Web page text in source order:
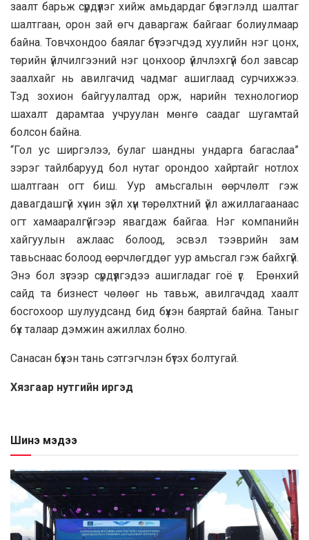
заалт барьж сүрдүүлэг хийж амьдардаг бүлэглэлд шалтаг
шалтгаан, орон зай өгч даваргаж байгааг болиулмаар
байна. Товчхондоо баялаг бүтээгчдэд хуулийн нэг цонх,
төрийн үйлчилгээний нэг цонхоор үйлчлэхгүй бол завсар
заалхайг нь авилгачид чадмаг ашиглаад сурчихжээ.
Тэд зохион байгуулалтад орж, нарийн технологиор
шахалт дарамтаа учруулан мөнгө саадаг шугамтай
болсон байна.
“Гол ус ширгэлээ, булаг шандны ундарга багаслаа”
зэрэг тайлбарууд бол нутаг орондоо хайртайг нотлох
шалтгаан огт биш. Уур амьсгалын өөрчлөлт гэж
давагдашгүй хүчин зүйл хүн төрөлхтний үйл ажиллагаанаас
огт хамааралгүйгээр явагдаж байгаа. Нэг компанийн
хайгуулын ажлаас болоод, эсвэл тээврийн зам
тавьснаас болоод өөрчлөгддөг уур амьсгал гэж байхгүй.
Энэ бол зүгээр сүрдүүлгэдээ ашигладаг гоё үг. Ерөнхий
сайд та бизнест чөлөөг нь тавьж, авилгачдад хаалт
босгохоор шулуудсанд бид бүхэн баяртай байна. Таныг
бүх талаар дэмжин ажиллах болно.
Санасан бүхэн тань сэтгэгчлэн бүтэх болтугай.
Хязгаар нутгийн иргэд
Шинэ мэдээ